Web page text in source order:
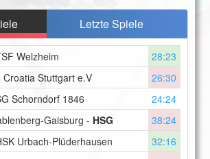
Letzte Spiele
Welzheim
28:23
Stuttgart e.V
26:30
Schorndorf 1846
24:24
Gaisburg - HSG
38:24
Urbach-Plüderhausen
32:16